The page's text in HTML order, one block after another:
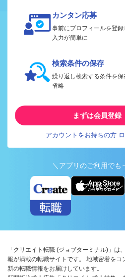
カンタン応募
事前にプロフィールを登
入力が簡単に
検索条件の保存
繰り返し検索する条件を
省略
まずは会員登録
アカウントをお持ちの方
＼アプリのご利用でも
アプリ版ダウ
「クリエイト転職 (ジョブターミナル)」は
報が満載の転職サイトです。 地域密着を
新の転職情報をお届けしています。